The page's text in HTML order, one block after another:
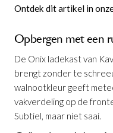
Ontdek dit artikel in
Opbergen met een
De Onix ladekast van
brengt zonder te
walnootkleur geeft
vakverdeling op de
Subtiel, maar niet saai.